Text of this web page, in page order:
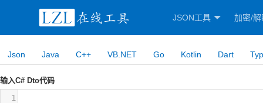
JSON工具 加密/解
Json Java C++ VB.NET Go Kotlin Dart
输入C# Dto代码
1